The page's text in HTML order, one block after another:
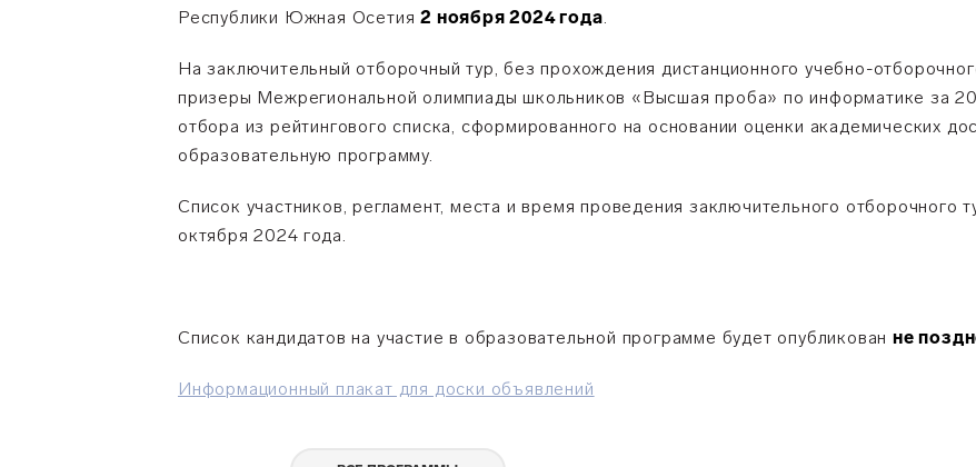
Республики Южная Осетия2 ноября 2024 года.
На заключительный отборочный тур, без прохождения дистанционного учебно-
призеры Межрегиональной олимпиады школьников «Высшая проба» по информатике за
отбора из рейтингового списка, сформированного на основании оценки академических
образовательную программу.
Список участников, регламент, места и время проведения заключительного отборочного
октября 2024 года.
Список кандидатов на участие в образовательной программе будет опубликован не
Информационный плакат для доски объявлений